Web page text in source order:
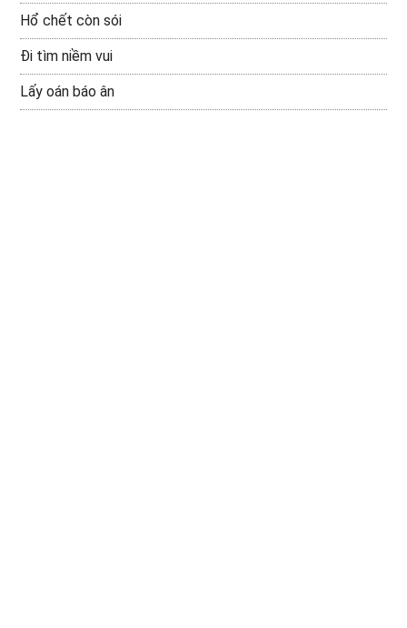
Hổ chết còn sói
Đi tìm niềm vui
Lấy oán báo ân